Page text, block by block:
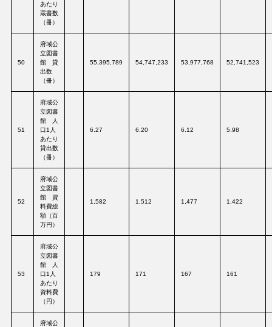
あたり
蔵書数
（冊）
50
府域公
立図書
館 貸
出数
（冊）
55,395,789 54,747,233 53,977,768 52,741,523
51
府域公
立図書
館 人
口1人
あたり
貸出数
（冊）
6.27 6.20 6.12 5.98
52
府域公
立図書
館 資
料費総
額（百
万円）
1,582 1,512 1,477 1,422
53
府域公
立図書
館 人
口1人
あたり
資料費
（円）
179 171 167 161
府域公